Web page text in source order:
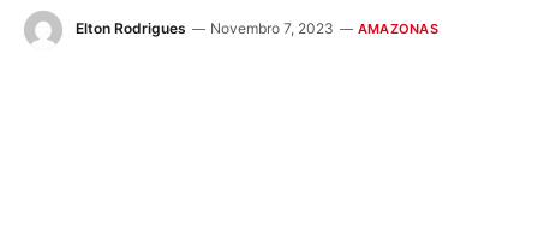
Elton Rodrigues Novembro 7, 2023 AMAZONAS